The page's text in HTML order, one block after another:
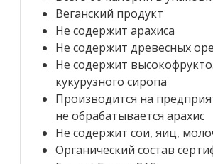
Веганский продукт
Не содержит арахиса
Не содержит древесных
Не содержит
кукурузного сиропа
Производится на
не обрабатывается арахис
Не содержит сои, яиц,
Органический состав